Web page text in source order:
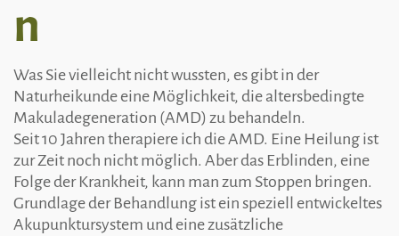
n
Was Sie vielleicht nicht wussten, es gibt in der
Naturheikunde eine Möglichkeit, die altersbedingte
Makuladegeneration (AMD) zu behandeln.
Seit 10 Jahren therapiere ich die AMD. Eine Heilung ist
zur Zeit noch nicht möglich. Aber das Erblinden, eine
Folge der Krankheit, kann man zum Stoppen bringen.
Grundlage der Behandlung ist ein speziell entwickeltes
Akupunktursystem und eine zusätzliche